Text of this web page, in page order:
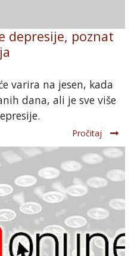
depresije, poznat
varira na jesen, kada
dana, ali je sve više
Pročitaj